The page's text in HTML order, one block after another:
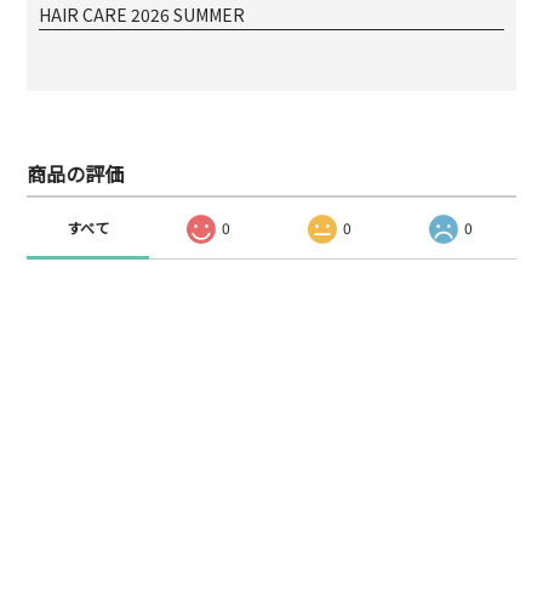
HAIR CARE 2026 SUMMER
商品の評価
すべて 0 0 0